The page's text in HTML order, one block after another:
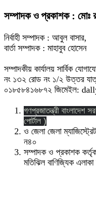
সম্পাদক ও প্রকাশক : মোঃ
নির্বাহী সম্পাদক : আবুল
বার্তা সম্পাদক : মাহাবুব হোসেন
সম্পাদকীয় কার্যালয় সার্বিক
নং ১৩২ রোড নং ১/২ উত্তর
০১৮৫৮৪১৬৮৭২ জিমেইল:
গণপ্রজাতন্ত্রী
পোর্টাল )
ও জেলা জেলা
ন৪০
সম্পাদক ও প্রকাশক
মতিঝিল বাণিজ্যিক